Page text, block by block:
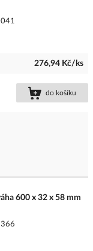
276,94 Kč/ks
do košíku
600 x 32 x 58 mm